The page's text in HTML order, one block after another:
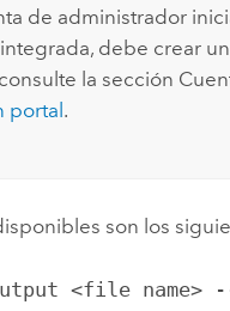
de administrador
debe crear
la sección
portal .
son los
<file name>